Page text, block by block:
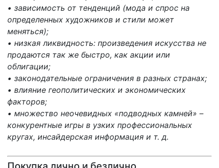
• зависимость от тенденций (мода и спрос на
определенных художников и стили может
меняться);
• низкая ликвидность: произведения искусства не
продаются так же быстро, как акции или
облигации;
• законодательные ограничения в разных странах;
• влияние геополитических и экономических
факторов;
• множество неочевидных «подводных камней» –
конкурентные игры в узких профессиональных
кругах, инсайдерская информация и т. д.